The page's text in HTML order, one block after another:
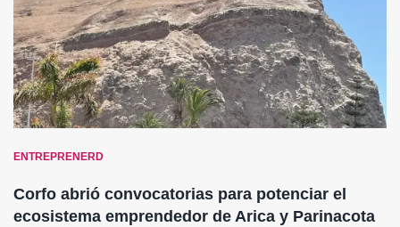
ENTREPRENERD
Corfo abrió convocatorias para potenciar el
ecosistema emprendedor de Arica y Parinacota